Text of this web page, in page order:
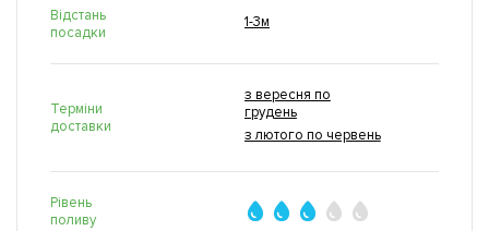
Відстань
посадки
1-3м
Терміни
доставки
з вересня по
грудень
з лютого по червень
Рівень
поливу